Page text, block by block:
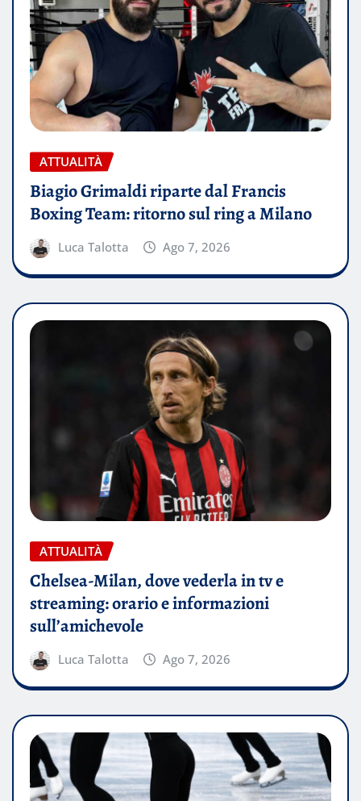
ATTUALITÀ
Biagio Grimaldi riparte dal Francis
Boxing Team: ritorno sul ring a Milano
Luca Talotta Ago 7, 2026
ATTUALITÀ
Chelsea-Milan, dove vederla in tv e
streaming: orario e informazioni
sull’amichevole
Luca Talotta Ago 7, 2026